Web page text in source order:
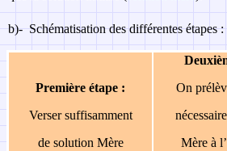
b)- Schématisation des différentes étapes :
Première étape :
Verser suffisamment
de solution Mère
On
Mère à